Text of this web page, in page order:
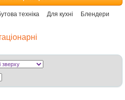
техніка Для кухні Блендери